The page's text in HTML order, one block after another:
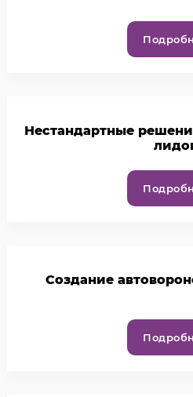
Нестандартные
Создание